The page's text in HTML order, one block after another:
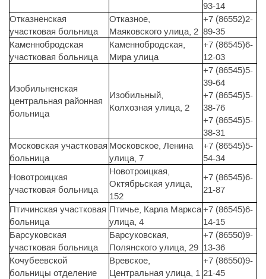
93-14
Отказненская
участковая больница
Отказное,
Маяковского улица, 2
+7 (86552)2-
89-35
Каменнобродская
участковая больница
Каменнобродская,
Мира улица
+7 (86545)6-
12-03
Изобильненская
центральная районная
больница
Изобильный,
Колхозная улица, 2
+7 (86545)5-
39-64
+7 (86545)5-
38-76
+7 (86545)5-
38-31
Московская участковая
больница
Московское, Ленина
улица, 7
+7 (86545)5-
54-34
Новотроицкая
участковая больница
Новотроицкая,
Октябрьская улица,
152
+7 (86545)6-
21-87
Птичинская участковая
больница
Птичье, Карла Маркса
улица, 4
+7 (86545)6-
14-15
Барсуковская
участковая больница
Барсуковская,
Полянского улица, 29
+7 (86550)9-
13-36
Кочубеевской
больницы отделение
Вревское,
Центральная улица, 1
+7 (86550)9-
21-45